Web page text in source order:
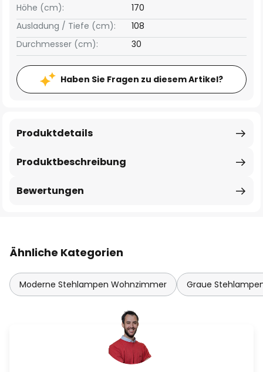
Höhe (cm):
170
Ausladung / Tiefe (cm):
108
Durchmesser (cm):
30
Haben Sie Fragen zu diesem Artikel?
Produktbeschreibung
Produktdetails
Bewertungen
Ähnliche Kategorien
Moderne Stehlampen Wohnzimmer Graue